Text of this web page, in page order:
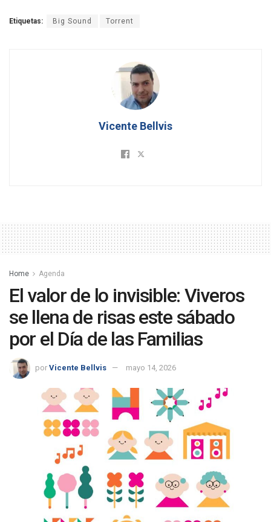
Etiquetas: Big Sound Torrent
Vicente Bellvis
Home Agenda
El valor de lo invisible: Viveros
se llena de risas este sábado
por el Día de las Familias
por Vicente Bellvis mayo 14, 2026